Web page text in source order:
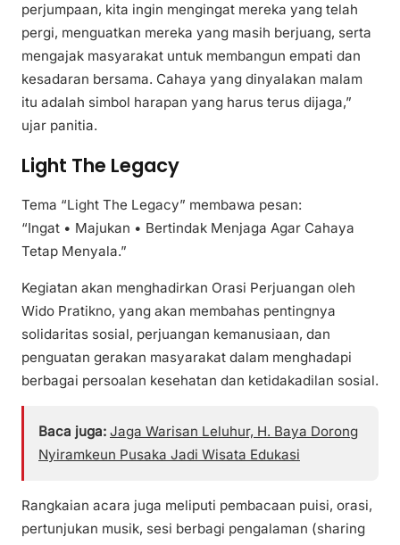
perjumpaan, kita ingin mengingat mereka yang telah
pergi, menguatkan mereka yang masih berjuang, serta
mengajak masyarakat untuk membangun empati dan
kesadaran bersama. Cahaya yang dinyalakan malam
itu adalah simbol harapan yang harus terus dijaga,”
ujar panitia.
Light The Legacy
Tema “Light The Legacy” membawa pesan:
“Ingat • Majukan • Bertindak Menjaga Agar Cahaya
Tetap Menyala.”
Kegiatan akan menghadirkan Orasi Perjuangan oleh
Wido Pratikno, yang akan membahas pentingnya
solidaritas sosial, perjuangan kemanusiaan, dan
penguatan gerakan masyarakat dalam menghadapi
berbagai persoalan kesehatan dan ketidakadilan sosial.
Baca juga: Jaga Warisan Leluhur, H. Baya Dorong
Nyiramkeun Pusaka Jadi Wisata Edukasi
Rangkaian acara juga meliputi pembacaan puisi, orasi,
pertunjukan musik, sesi berbagi pengalaman (sharing